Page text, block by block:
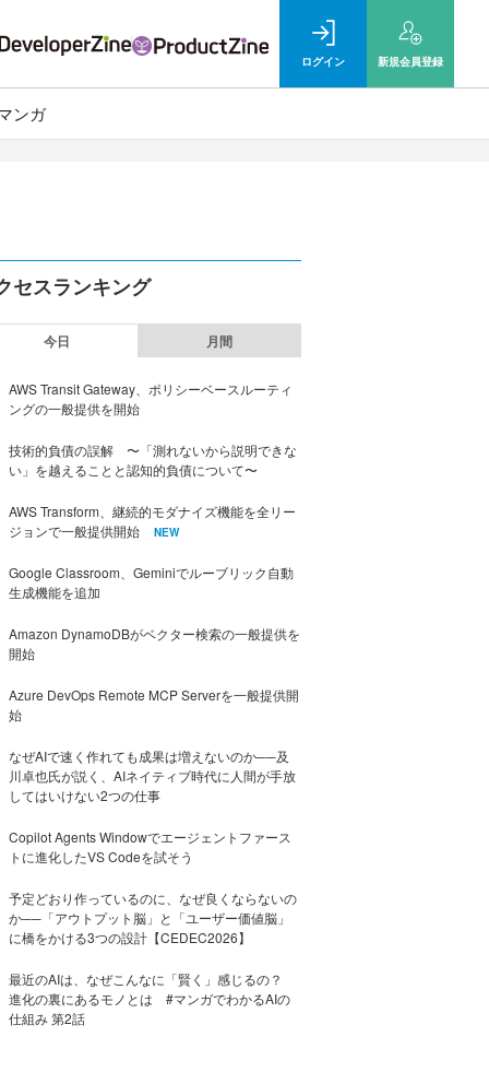
ログイン 新規会員登録
ンガ
セスランキング
今日 月間
AWS Transit Gateway、ポリシーベースルーティ
ングの一般提供を開始
技術的負債の誤解 〜「測れないから説明できな
い」を越えることと認知的負債について〜
AWS Transform、継続的モダナイズ機能を全リー
ジョンで一般提供開始
NEW
Google Classroom、Geminiでルーブリック自動
生成機能を追加
Amazon DynamoDBがベクター検索の一般提供を
開始
Azure DevOps Remote MCP Serverを一般提供開
始
なぜAIで速く作れても成果は増えないのか──及
川卓也氏が説く、AIネイティブ時代に人間が手放
してはいけない2つの仕事
Copilot Agents Windowでエージェントファース
トに進化したVS Codeを試そう
予定どおり作っているのに、なぜ良くならないの
か──「アウトプット脳」と「ユーザー価値脳」
に橋をかける3つの設計【CEDEC2026】
最近のAIは、なぜこんなに「賢く」感じるの？
進化の裏にあるモノとは #マンガでわかるAIの
仕組み 第2話